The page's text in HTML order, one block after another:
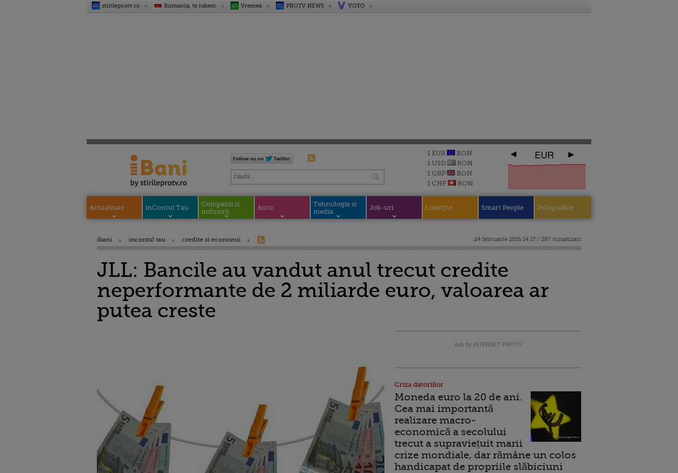
stirileprotv.ro Romania, te iubesc Vremea PROTV NEWS VOYO
1 EUR
RON
1 USD
RON
1 GBP
RON
1 CHF
RON
EUR
Actualitate inContul Tau
Companii si
industrii
Auto
Tehnologie si
media
Job-uri Lifestyle Smart People Infografice
ibani incontul tau credite si economii 24 februarie 2015 14:17 / 297 vizualizari
JLL: Bancile au vandut anul trecut credite
neperformante de 2 miliarde euro, valoarea ar
putea creste
Ads by INTERNET PROTV
Criza datoriilor
Moneda euro la 20 de ani.
Cea mai importantă
realizare macro-
economică a secolului
trecut a supraviețuit marii
crize mondiale, dar rămâne un colos
handicapat de propriile slăbiciuni